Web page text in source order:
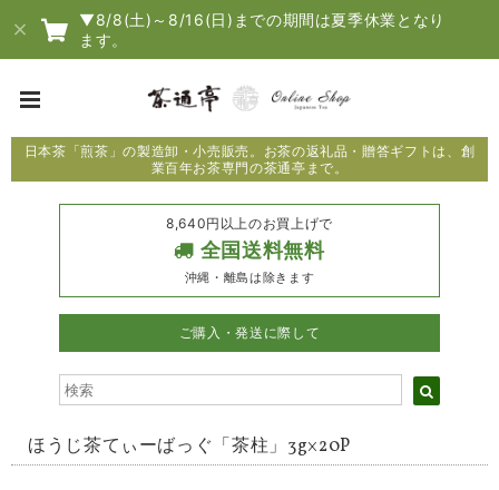
▼8/8(土)～8/16(日)までの期間は夏季休業となり
ます。
日本茶「煎茶」の製造卸・小売販売。お茶の返礼品・贈答ギフトは、創
業百年お茶専門の茶通亭まで。
8,640円以上のお買上げで
全国送料無料
沖縄・離島は除きます
ご購入・発送に際して
ほうじ茶てぃーばっぐ「茶柱」3g×20P